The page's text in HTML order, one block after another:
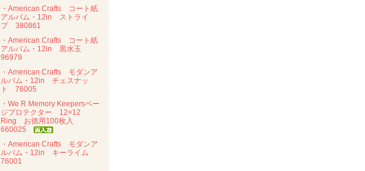
・American Crafts コート紙
アルバム・12in ストライ
プ 380861
・American Crafts コート紙
アルバム・12in 黒水玉
96979
・American Crafts モダンア
ルバム・12in チェスナッ
ト 76005
・We R Memory Keepersペー
ジプロテクター 12×12
Ring お徳用100枚入
660025
・American Crafts モダンア
ルバム・12in キーライム
76001